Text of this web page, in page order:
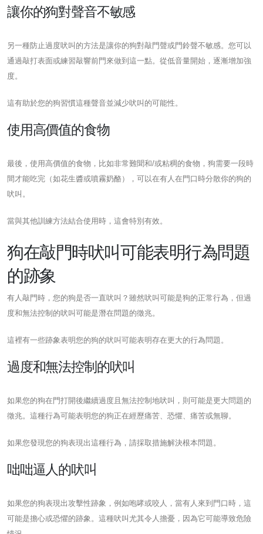
讓你的狗對聲音不敏感
另一種防止過度吠叫的方法是讓你的狗對敲門聲或門鈴聲不敏感。您可以
通過敲打表面或練習敲響前門來做到這一點。從低音量開始，逐漸增加強
度。
這有助於您的狗習慣這種聲音並減少吠叫的可能性。
使用高價值的食物
最後，使用高價值的食物，比如非常難聞和/或粘稠的食物，狗需要一段時
間才能吃完（如花生醬或噴霧奶酪），可以在有人在門口時分散你的狗的
吠叫。
當與其他訓練方法結合使用時，這會特別有效。
狗在敲門時吠叫可能表明行為問題
的跡象
有人敲門時，您的狗是否一直吠叫？雖然吠叫可能是狗的正常行為，但過
度和無法控制的吠叫可能是潛在問題的徵兆。
這裡有一些跡象表明您的狗的吠叫可能表明存在更大的行為問題。
過度和無法控制的吠叫
如果您的狗在門打開後繼續過度且無法控制地吠叫，則可能是更大問題的
徵兆。這種行為可能表明您的狗正在經歷痛苦、恐懼、痛苦或無聊。
如果您發現您的狗表現出這種行為，請採取措施解決根本問題。
咄咄逼人的吠叫
如果您的狗表現出攻擊性跡象，例如咆哮或咬人，當有人來到門口時，這
可能是擔心或恐懼的跡象。這種吠叫尤其令人擔憂，因為它可能導致危險